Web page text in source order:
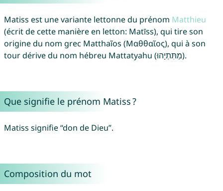
Matiss est une variante lettonne du prénom Matthieu
(écrit de cette manière en letton: Matīss), qui tire son
origine du nom grec Matthaĩos (Μαθθαῖος), qui à son
tour dérive du nom hébreu Mattatyahu (מַתִּתְיָהוּ).
Que signifie le prénom Matiss ?
Matiss signifie “don de Dieu”.
Composition du mot